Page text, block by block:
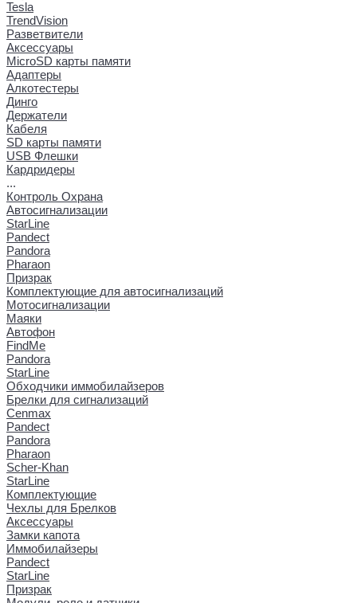
Tesla
TrendVision
Разветвители
Аксессуары
MicroSD карты памяти
Адаптеры
Алкотестеры
Динго
Держатели
Кабеля
SD карты памяти
USB Флешки
Кардридеры
...
Контроль Охрана
Автосигнализации
StarLine
Pandect
Pandora
Pharaon
Призрак
Комплектующие для автосигнализаций
Мотосигнализации
Маяки
Автофон
FindMe
Pandora
StarLine
Обходчики иммобилайзеров
Брелки для сигнализаций
Cenmax
Pandect
Pandora
Pharaon
Scher-Khan
StarLine
Комплектующие
Чехлы для Брелков
Аксессуары
Замки капота
Иммобилайзеры
Pandect
StarLine
Призрак